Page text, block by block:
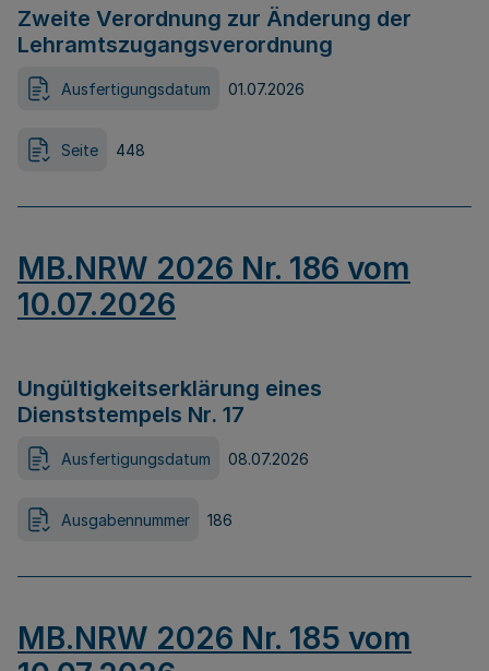
Zweite Verordnung zur Änderung der
Lehramtszugangsverordnung
Ausfertigungsdatum 01.07.2026
Seite 448
MB.NRW 2026 Nr. 186 vom
10.07.2026
Ungültigkeitserklärung eines
Dienststempels Nr. 17
Ausfertigungsdatum 08.07.2026
Ausgabennummer 186
MB.NRW 2026 Nr. 185 vom